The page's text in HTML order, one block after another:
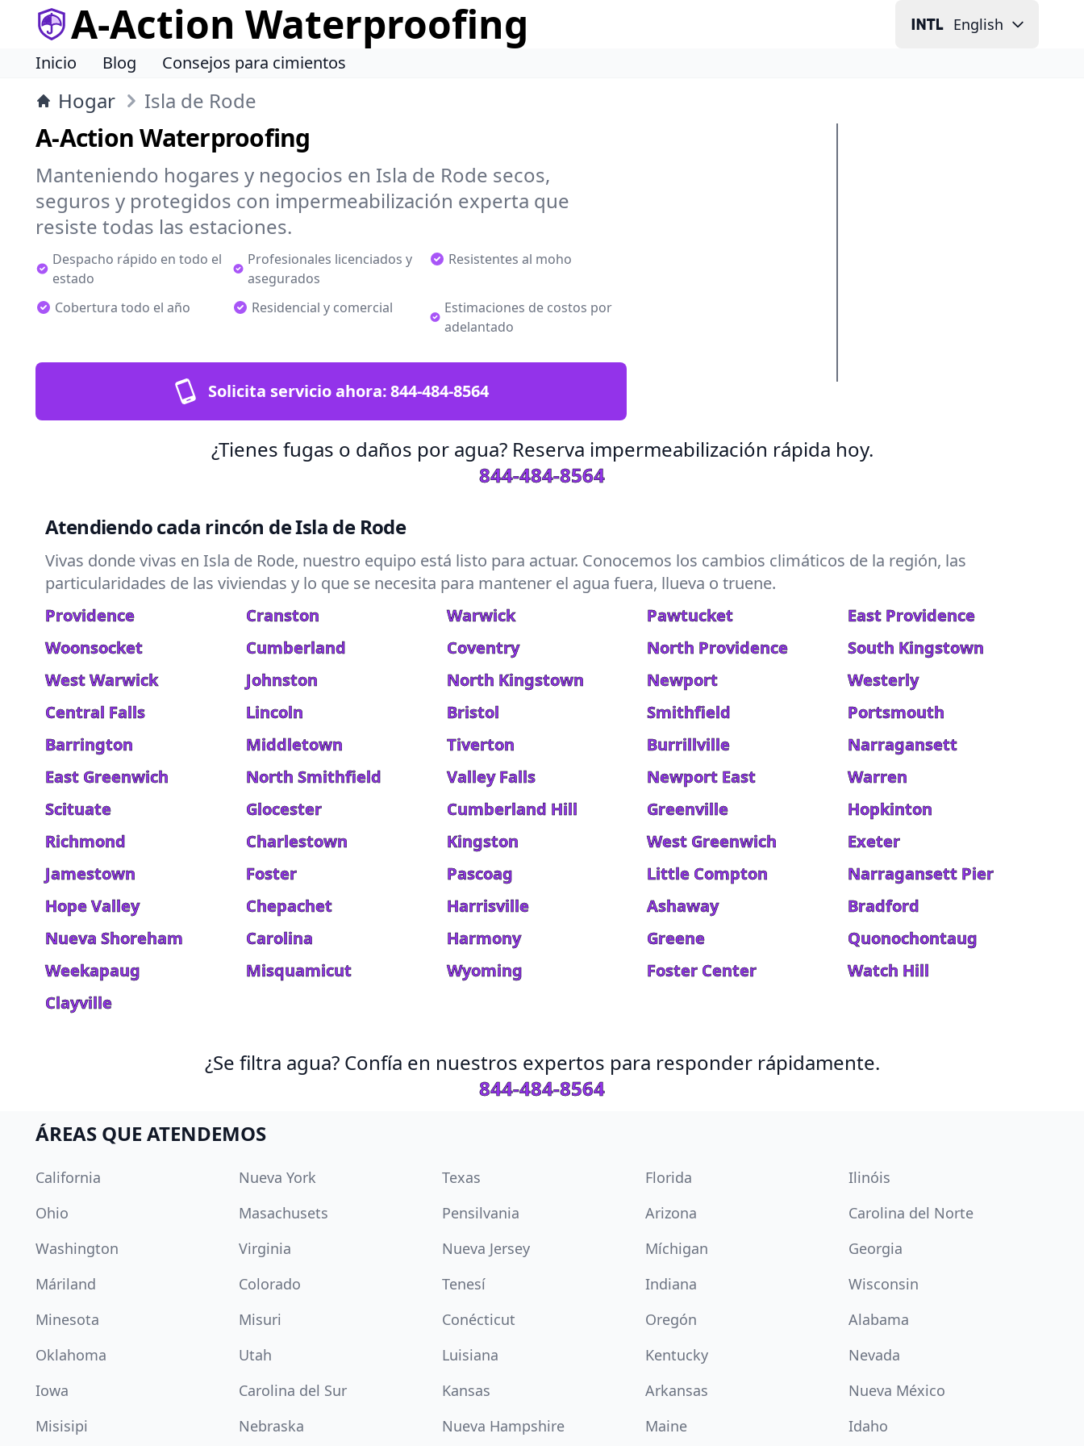
A-Action Waterproofing English
Inicio Blog Consejos para cimientos
Hogar Isla de Rode
A-Action Waterproofing
Manteniendo hogares y negocios en Isla de Rode secos,
seguros y protegidos con impermeabilización experta que
resiste todas las estaciones.
Despacho rápido en todo el
estado
Profesionales licenciados y
asegurados
Resistentes al moho
Cobertura todo el año Residencial y comercial
Estimaciones de costos por
adelantado
Solicita servicio ahora:844-484-8564
¿Tienes fugas o daños por agua? Reserva impermeabilización rápida hoy.
844-484-8564
Atendiendo cada rincón de Isla de Rode
Vivas donde vivas en Isla de Rode, nuestro equipo está listo para actuar. Conocemos los cambios climáticos de la región, las
particularidades de las viviendas y lo que se necesita para mantener el agua fuera, llueva o truene.
Providence
Cranston Warwick Pawtucket
East Providence
Woonsocket
Cumberland Coventry North Providence
South Kingstown
West Warwick
Johnston North Kingstown Newport
Westerly
Central Falls
Lincoln Bristol Smithfield
Portsmouth
Barrington
Middletown Tiverton Burrillville
Narragansett
East Greenwich
North Smithfield Valley Falls Newport East
Warren
Scituate
Glocester Cumberland Hill Greenville
Hopkinton
Richmond
Charlestown Kingston West Greenwich
Exeter
Jamestown
Foster Pascoag Little Compton
Narragansett Pier
Hope Valley
Chepachet Harrisville Ashaway
Bradford
Nueva Shoreham
Carolina Harmony Greene
Quonochontaug
Weekapaug
Misquamicut Wyoming Foster Center
Watch Hill
Clayville
¿Se filtra agua? Confía en nuestros expertos para responder rápidamente.
844-484-8564
ÁREAS QUE ATENDEMOS
California Nueva York Texas Florida
Ilinóis
Ohio
Masachusets Pensilvania Arizona
Carolina del Norte
Washington
Virginia Nueva Jersey Míchigan
Georgia
Máriland
Colorado Tenesí Indiana
Wisconsin
Minesota
Misuri Conécticut Oregón
Alabama
Oklahoma
Utah Luisiana Kentucky
Nevada
Iowa
Carolina del Sur Kansas Arkansas
Nueva México
Misisipi
Nebraska Nueva Hampshire Maine Idaho